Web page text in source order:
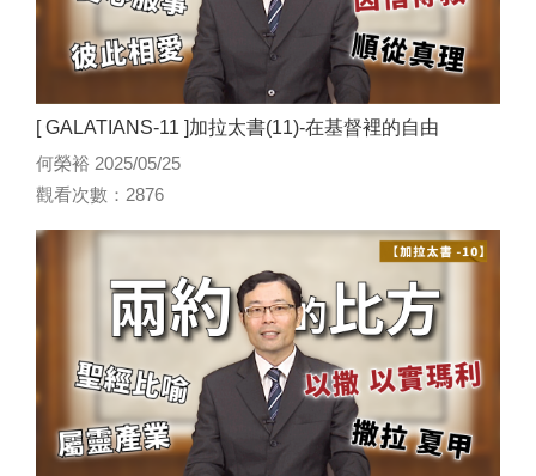
[ GALATIANS-11 ]加拉太書(11)-在基督裡的自由
何榮裕 2025/05/25
觀看次數：2876